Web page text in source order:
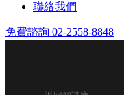
聯絡我們
免費諮詢 02-2558-8848